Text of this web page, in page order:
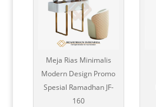
Meja Rias Minimalis
Modern Design Promo
Spesial Ramadhan JF-
160